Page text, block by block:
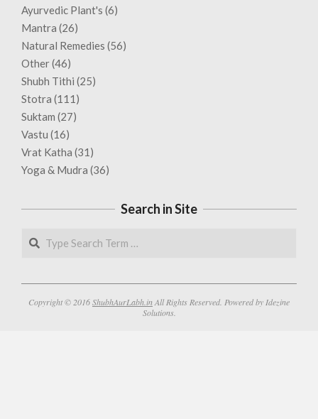
Ayurvedic Plant's (6)
Mantra (26)
Natural Remedies (56)
Other(46)
Shubh Tithi (25)
Stotra (111)
Suktam (27)
Vastu (16)
Vrat Katha (31)
Yoga & Mudra (36)
Search in Site
Search
Copyright © 2016ShubhAurLabh.in All Rights Reserved. Powered by Idezine
Solutions.